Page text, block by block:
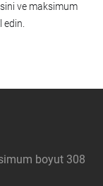
ve maksimum
boyut 308